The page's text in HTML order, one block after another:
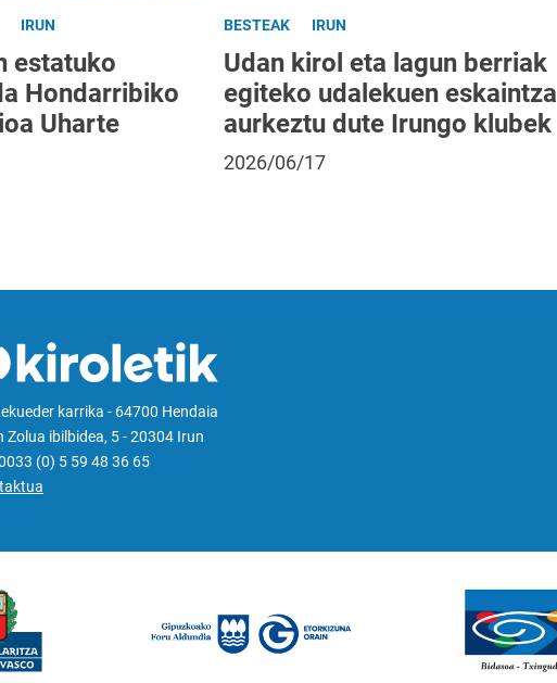
IRUN
estatuko
Hondarribiko
Uharte
BESTEAK IRUN
Udan kirol eta lagun berriak
egiteko udalekuen eskaintza
aurkeztu dute Irungo klubek
2026/06/17
karrika - 64700 Hendaia
Zolua ibilbidea, 5 - 20304 Irun
(0) 5 59 48 36 65